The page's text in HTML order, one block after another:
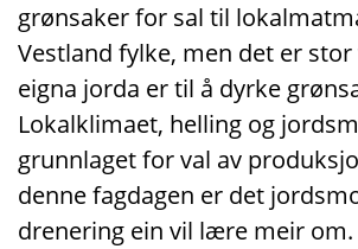
grønsaker for sal til
Vestland fylke, men det er
eigna jorda er til å dyrke
Lokalklimaet, helling og
grunnlaget for val av
denne fagdagen er det
drenering ein vil lære meir